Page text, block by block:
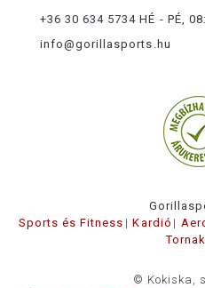
+36 30 634 5734 HÉ - PÉ,
info@gorillasports.hu
Sports és Fitness
Kardió
© Kokiska,